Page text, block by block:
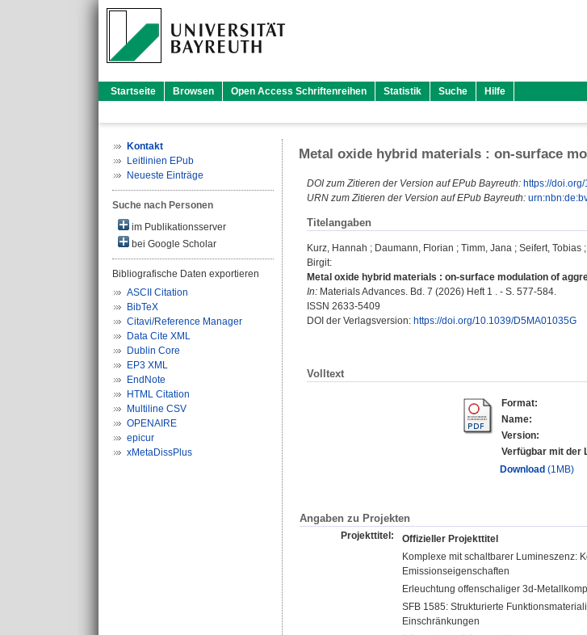
Startseite Browsen Open Access Schriftenreihen Statistik Suche Hilfe
Kontakt
Leitlinien EPub
Neueste Einträge
Suche nach Personen
im Publikationsserver
bei Google Scholar
Bibliografische Daten exportieren
ASCII Citation
BibTeX
Citavi/Reference Manager
Data Cite XML
Dublin Core
EP3 XML
EndNote
HTML Citation
Multiline CSV
OPENAIRE
epicur
xMetaDissPlus
Metal oxide hybrid materials : on-surface
DOI zum Zitieren der Version auf EPub Bayreuth: https://
URN zum Zitieren der Version auf EPub Bayreuth:
Titelangaben
Kurz, Hannah ; Daumann, Florian ; Timm, Jana ; Seifert, Tobias ;
Birgit:
Metal oxide hybrid materials : on-surface modulation of
In: Materials Advances. Bd. 7 (2026) Heft 1 . - S. 577-584.
ISSN 2633-5409
DOI der Verlagsversion: https://doi.org/10.1039/D5MA01035G
Volltext
Format:
Name:
Version:
Verfügbar mit der
Download (1MB)
Angaben zu Projekten
Projekttitel: Offizieller Projekttitel
Komplexe mit schaltbarer Lumineszenz:
Emissionseigenschaften
Erleuchtung offenschaliger 3d-
SFB 1585: Strukturierte
Einschränkungen